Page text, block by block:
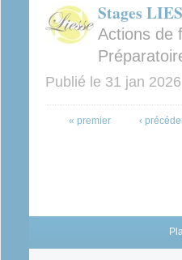
Stages
Actions de
Publié le 31 jan 2026
Pages« premier ‹